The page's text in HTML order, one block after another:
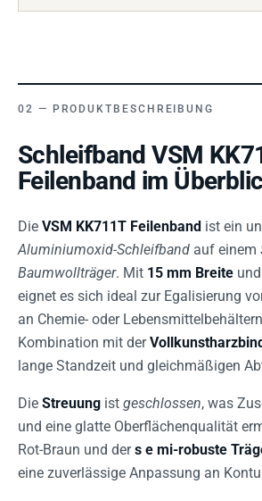
PRODUKTBESCHREIBUNG
Schleifband VSM
Feilenband im
Die VSM KK711T Feilenband ist ein
Aluminiumoxid-Schleifband auf einem
Baumwollträger. Mit 15 mm Breite und
eignet es sich ideal zur Egalisierung
an Chemie- oder
Kombination mit der
lange Standzeit und gleichmäßigen
Die Streuung ist geschlossen, was
und eine glatte Oberflächenqualität
Rot-Braun und ders e mi-robuste
eine zuverlässige Anpassung an